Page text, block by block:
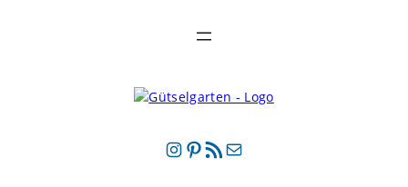
Instagram
Pinterest
RSS-Feed
E-Mail